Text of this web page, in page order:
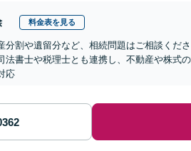
料金表を見る
分割や遺留分など、相続問題はご相談く
法書士や税理士とも連携し、不動産や株式
応